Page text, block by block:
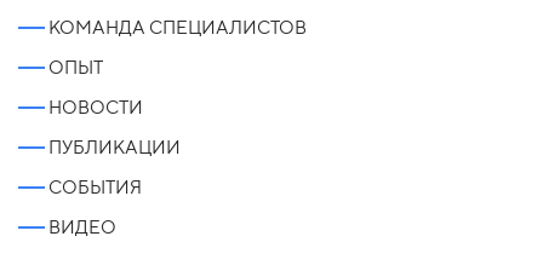
КОМАНДА СПЕЦИАЛИСТОВ
ОПЫТ
НОВОСТИ
ПУБЛИКАЦИИ
СОБЫТИЯ
ВИДЕО